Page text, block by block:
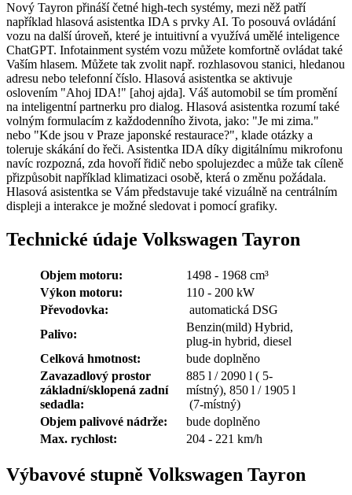
Nový Tayron přináší četné high-tech systémy, mezi něž patří
například hlasová asistentka IDA s prvky AI. To posouvá ovládání
vozu na další úroveň, které je intuitivní a využívá umělé inteligence
ChatGPT. Infotainment systém vozu můžete komfortně ovládat také
Vaším hlasem. Můžete tak zvolit např. rozhlasovou stanici, hledanou
adresu nebo telefonní číslo. Hlasová asistentka se aktivuje
oslovením "Ahoj IDA!" [ahoj ajda]. Váš automobil se tím promění
na inteligentní partnerku pro dialog. Hlasová asistentka rozumí také
volným formulacím z každodenního života, jako: "Je mi zima."
nebo "Kde jsou v Praze japonské restaurace?", klade otázky a
toleruje skákání do řeči. Asistentka IDA díky digitálnímu mikrofonu
navíc rozpozná, zda hovoří řidič nebo spolujezdec a může tak cíleně
přizpůsobit například klimatizaci osobě, která o změnu požádala.
Hlasová asistentka se Vám představuje také vizuálně na centrálním
displeji a interakce je možné sledovat i pomocí grafiky.
Technické údaje Volkswagen Tayron
Objem motoru:
1498 - 1968 cm³
Výkon motoru:
110 - 200 kW
Převodovka:
automatická DSG
Palivo:
Benzin(mild) Hybrid,
plug-in hybrid, diesel
Celková hmotnost:
bude doplněno
Zavazadlový prostor
základní/sklopená zadní
sedadla:
885 l / 2090 l ( 5-
místný), 850 l / 1905 l
(7-místný)
Objem palivové nádrže:
bude doplněno
Max. rychlost:
204 - 221 km/h
Výbavové stupně Volkswagen Tayron